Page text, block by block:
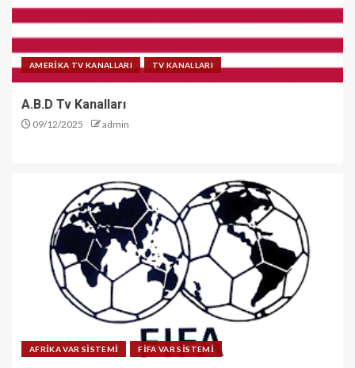
AMERİKA TV KANALLARI TV KANALLARI
A.B.D Tv Kanalları
09/12/2025 admin
AFRİKA VAR SİSTEMİ FİFA VAR SİSTEMİ